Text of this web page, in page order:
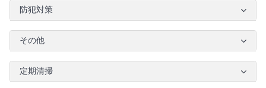
防犯対策
その他
定期清掃